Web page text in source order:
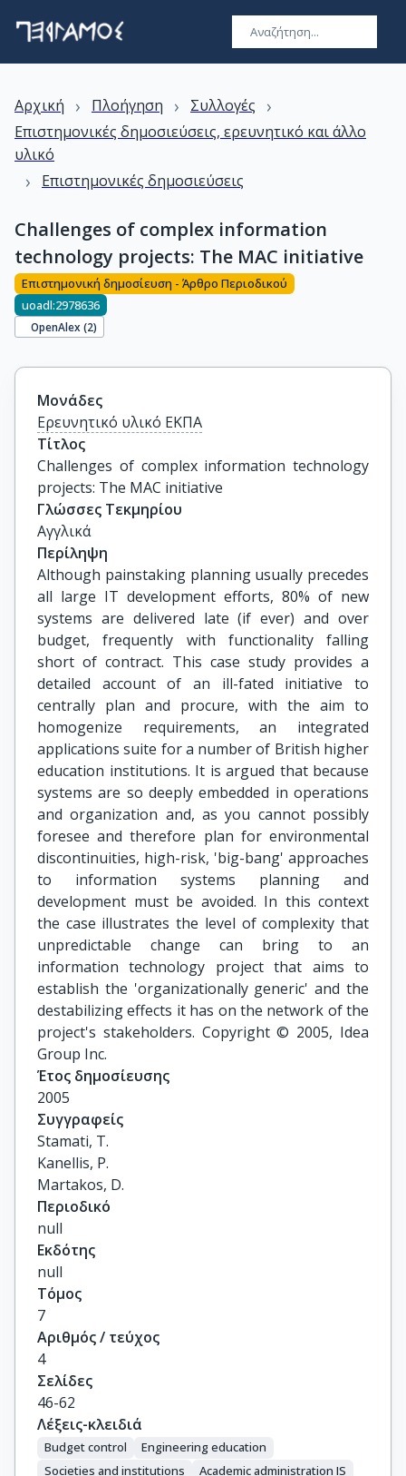
Αρχική › Πλοήγηση › Συλλογές ›
Επιστημονικές δημοσιεύσεις, ερευνητικό και άλλο
υλικό
› Επιστημονικές δημοσιεύσεις
Challenges of complex information
technology projects: The MAC initiative
Επιστημονική δημοσίευση - Άρθρο Περιοδικού
uoadl:2978636
OpenAlex (2)
Μονάδες
Ερευνητικό υλικό ΕΚΠΑ
Τίτλος
Challenges of complex information technology
projects: The MAC initiative
Γλώσσες Τεκμηρίου
Αγγλικά
Περίληψη
Although painstaking planning usually precedes
all large IT development efforts, 80% of new
systems are delivered late (if ever) and over
budget, frequently with functionality falling
short of contract. This case study provides a
detailed account of an ill-fated initiative to
centrally plan and procure, with the aim to
homogenize requirements, an integrated
applications suite for a number of British higher
education institutions. It is argued that because
systems are so deeply embedded in operations
and organization and, as you cannot possibly
foresee and therefore plan for environmental
discontinuities, high-risk, 'big-bang' approaches
to information systems planning and
development must be avoided. In this context
the case illustrates the level of complexity that
unpredictable change can bring to an
information technology project that aims to
establish the 'organizationally generic' and the
destabilizing effects it has on the network of the
project's stakeholders. Copyright © 2005, Idea
Group Inc.
Έτος δημοσίευσης
2005
Συγγραφείς
Stamati, T.
Kanellis, P.
Martakos, D.
Περιοδικό
null
Εκδότης
null
Τόμος
7
Αριθμός / τεύχος
4
Σελίδες
46-62
Λέξεις-κλειδιά
Budget control
Engineering education
Societies and institutions
Academic administration IS